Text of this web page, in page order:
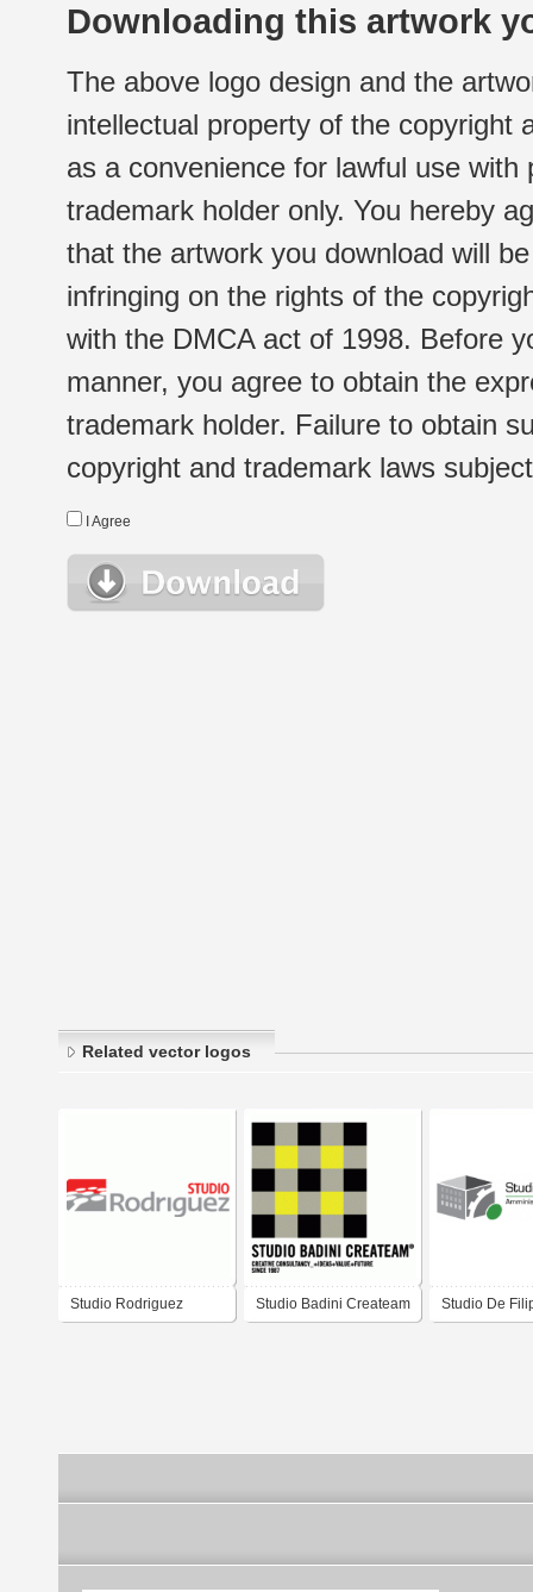
Downloading this artwork
The above logo design and the
intellectual property of the copyright
as a convenience for lawful use
trademark holder only. You hereby
that the artwork you download will
infringing on the rights of the
with the DMCA act of 1998. Before
manner, you agree to obtain the
trademark holder. Failure to obtain
copyright and trademark laws
I Agree
Related vector logos
Studio Rodriguez Studio Badini Createam Studio De